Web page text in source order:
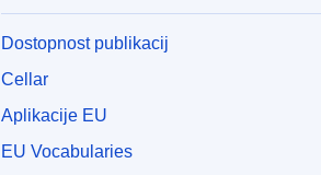
Dostopnost publikacij
Cellar
Aplikacije EU
EU Vocabularies